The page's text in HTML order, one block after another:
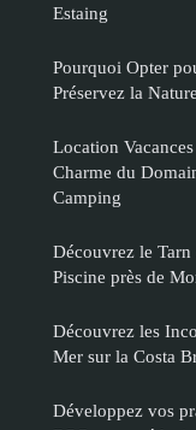
Estaing
Pourquoi Opter
Préservez la
Location
Charme du
Camping
Découvrez le
Piscine près de
Découvrez les
Mer sur la Costa
Développez vos